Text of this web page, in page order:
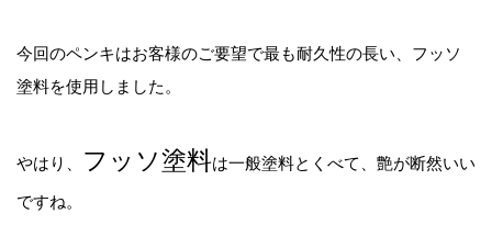
今回のペンキはお客様のご要望で最も耐久性の長い、フッソ
塗料を使用しました。
やはり、 フッソ塗料は一般塗料とくべて、艶が断然いい
ですね。